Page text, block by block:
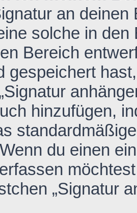
an
solche in den
Bereich
gespeichert
hinzufügen,
du einen
„Signatur